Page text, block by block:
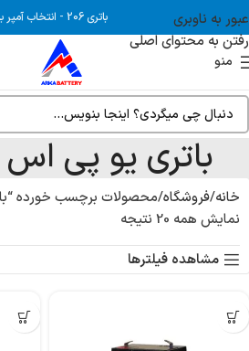
عبور به ناوبری
رفتن به محتوای اصلی
باتری 206 - انتخاب آمپر
منو
باتری یو پی
خانه فروشگاه محصولات برچسب خورده
نمایش همه 20 نتیجه
مشاهده فیلترها